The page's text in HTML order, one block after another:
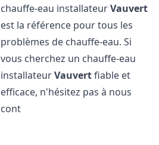
chauffe-eau installateurVauvert
est la référence pour tous les
problèmes de chauffe-eau. Si
vous cherchez un chauffe-eau
installateurVauvertfiable et
efficace, n'hésitez pas à nous
cont